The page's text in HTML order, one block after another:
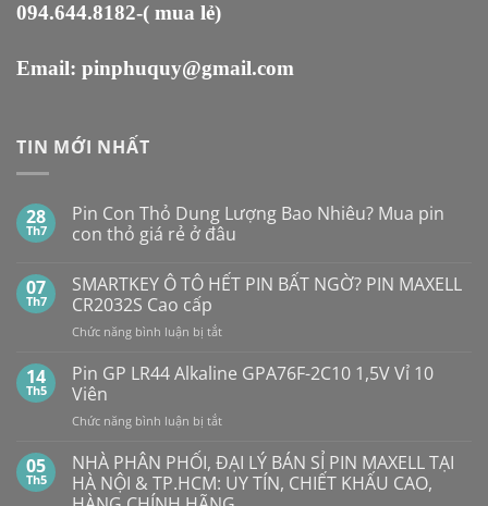
094.644.8182-( mua lẻ)
Email: pinphuquy@gmail.com
TIN MỚI NHẤT
28
Th7
Pin Con Thỏ Dung Lượng Bao Nhiêu? Mua pin
con thỏ giá rẻ ở đâu
bình
luận
ở
Pin
Con
Dung
Lượng
Bao
Nhiêu?
Mua
con
thỏ
giá
rẻ
07
Th7
SMARTKEY Ô TÔ HẾT PIN BẤT NGỜ? PIN MAXELL
CR2032S Cao cấp
Chức năng bình luận bị tắtở
Ô
PIN
NGỜ?
PIN
MAXELL
14
Th5
Pin GP LR44 Alkaline GPA76F-2C10 1,5V Vỉ 10
Viên
Chức năng bình luận bị tắtở
GP
LR44
Alkaline
05
Th5
NHÀ PHÂN PHỐI, ĐẠI LÝ BÁN SỈ PIN MAXELL TẠI
HÀ NỘI & TP.HCM: UY TÍN, CHIẾT KHẤU CAO,